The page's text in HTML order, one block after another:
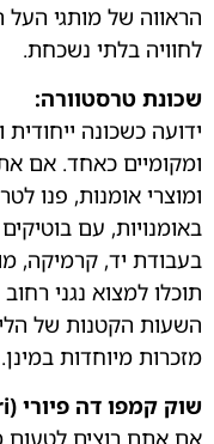
הראווה של מותגי העל
לחוויה בלתי נשכחת.
שכונת טרסטוורה:
ידועה כשכונה
ומקומיים כאחד. אם
ומוצרי אומנות, פנו
באומנויות, עם
בעבודת יד, קרמיקה,
תוכלו למצוא נגני
השעות הקטנות של
מזכרות מיוחדות במינן.
שוק קמפו דה פיורי (Campo de' Fiori):